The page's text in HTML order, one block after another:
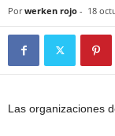
Por werken rojo - 18
Las organizaciones